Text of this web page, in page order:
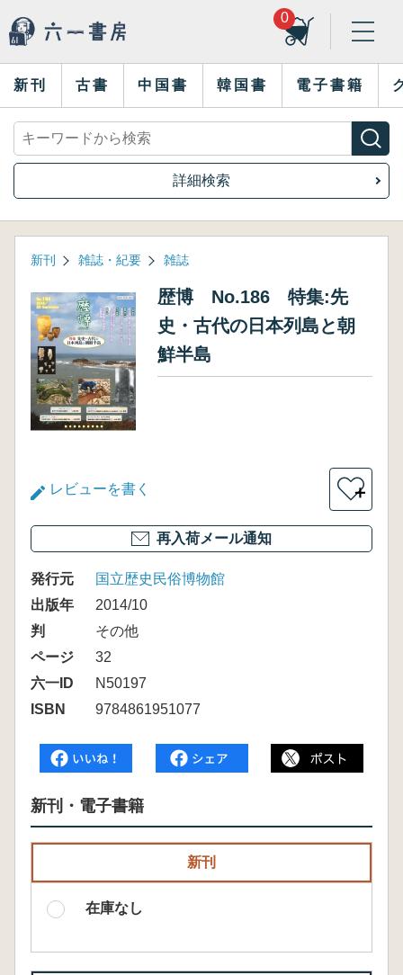
0
新刊 古書 中国書 韓国書 電子書籍
詳細検索
新刊 雑誌・紀要 雑誌
歴博 No.186 特集:先
史・古代の日本列島と朝
鮮半島
レビューを書く ＋
再入荷メール通知
発行元
国立歴史民俗博物館
出版年
2014/10
判
その他
ページ
32
六一ID
N50197
ISBN
9784861951077
新刊・電子書籍
新刊
在庫なし